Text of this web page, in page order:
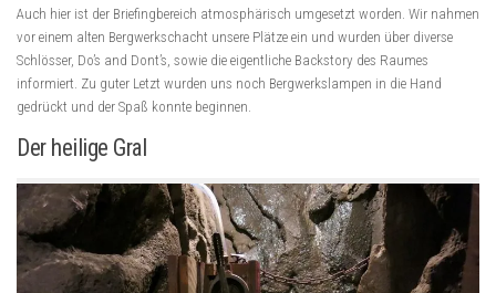
Auch hier ist der Briefingbereich atmosphärisch umgesetzt worden. Wir nahmen
vor einem alten Bergwerkschacht unsere Plätze ein und wurden über diverse
Schlösser, Do’s and Dont’s, sowie die eigentliche Backstory des Raumes
informiert. Zu guter Letzt wurden uns noch Bergwerkslampen in die Hand
gedrückt und der Spaß konnte beginnen.
Der heilige Gral